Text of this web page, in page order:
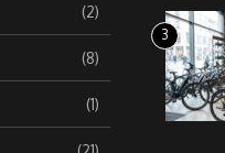
(2)
(8)
(1)
3